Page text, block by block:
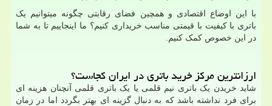
با این اوضاع اقتصادی و همچین فضای رقابتی چگونه میتوانیم یک
باتری با کیفیت با قیمتی مناسب خریداری کنیم؟ ما اینجاییم تا به شما
در این خصوص کمک کنیم.
ارزانترین مرکز خرید باتری در ایران کجاست؟
شاید خریدن یک باتری نیم قلمی یا یک باتری قلمی آنچنان هزینه ای
برای فرد نداشته باشد که به دنبال گزینه ای بهتر بگردد اما در زمان